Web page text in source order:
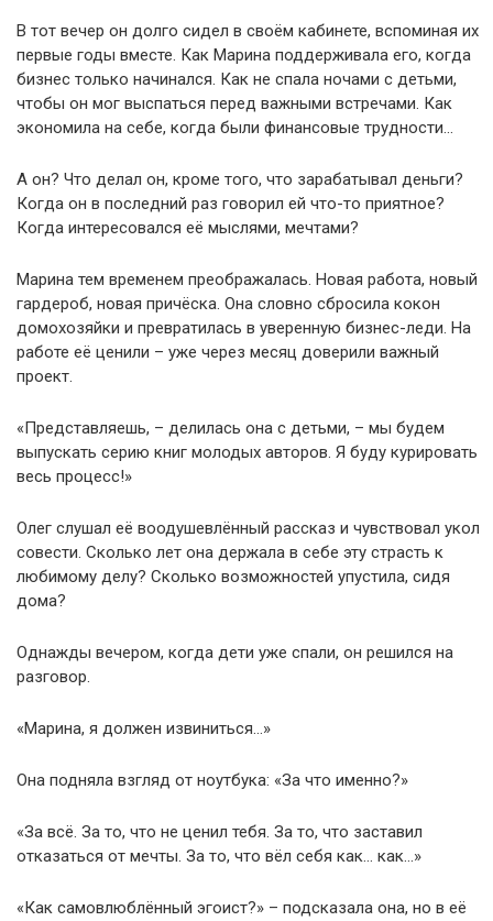
В тот вечер он долго сидел в своём кабинете, вспоминая их
первые годы вместе. Как Марина поддерживала его, когда
бизнес только начинался. Как не спала ночами с детьми,
чтобы он мог выспаться перед важными встречами. Как
экономила на себе, когда были финансовые трудности…
А он? Что делал он, кроме того, что зарабатывал деньги?
Когда он в последний раз говорил ей что-то приятное?
Когда интересовался её мыслями, мечтами?
Марина тем временем преображалась. Новая работа, новый
гардероб, новая причёска. Она словно сбросила кокон
домохозяйки и превратилась в уверенную бизнес-леди. На
работе её ценили – уже через месяц доверили важный
проект.
«Представляешь, – делилась она с детьми, – мы будем
выпускать серию книг молодых авторов. Я буду курировать
весь процесс!»
Олег слушал её воодушевлённый рассказ и чувствовал укол
совести. Сколько лет она держала в себе эту страсть к
любимому делу? Сколько возможностей упустила, сидя
дома?
Однажды вечером, когда дети уже спали, он решился на
разговор.
«Марина, я должен извиниться…»
Она подняла взгляд от ноутбука: «За что именно?»
«За всё. За то, что не ценил тебя. За то, что заставил
отказаться от мечты. За то, что вёл себя как… как…»
«Как самовлюблённый эгоист?» – подсказала она, но в её